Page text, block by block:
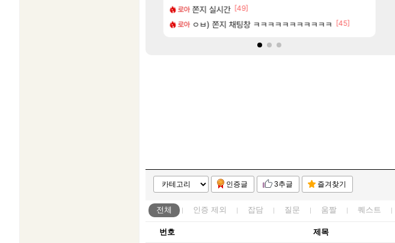
로아 쫀지 실시간 [49]
로아 ㅇㅂ) 쫀지 채팅창 ㅋㅋㅋㅋㅋㅋㅋㅋㅋㅋㅋ [45]
비스트 쿠를 먼저 보내서 기습하는 법
리싱크드 리싱크드 1.06 패치노트 (8/5)
인증글 3추글 즐겨찾기
전체 인증 제외 잡담 질문 움짤 퀘스트
번호 제목